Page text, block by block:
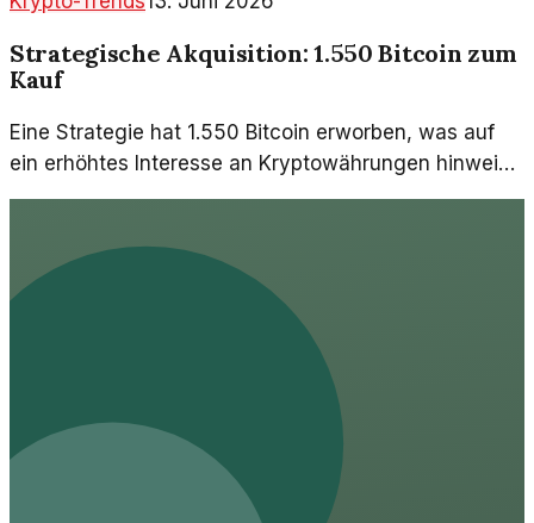
Strategische Akquisition: 1.550 Bitcoin zum
Kauf
Eine Strategie hat 1.550 Bitcoin erworben, was auf
ein erhöhtes Interesse an Kryptowährungen hinweist.
Diese Transaktion könnte den Markt beeinflussen und